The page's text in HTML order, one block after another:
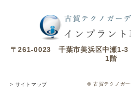
〒261-0023 千葉市美浜区中瀬1-
1階
> サイトマップ © 古賀テクノガー